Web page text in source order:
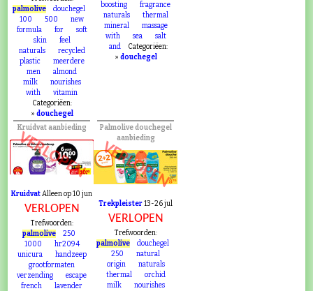
palmolive
douchegel
100
500
new
formula
for
soft
skin
feel
naturals
recycled
plastic
meerdere
men
almond
milk
nourishes
with
vitamin
Categoriëen:
» douchegel
boosting
fragrance
naturals
thermal
mineral
massage
with
sea
salt
and
Categoriëen:
» douchegel
Kruidvat aanbieding
VERLOPEN
KruidvatAlleen op 10 jun
VERLOPEN
Trefwoorden:
palmolive
250
1000
hr2094
unicura
handzeep
grootformaten
verzending
escape
french
lavender
Palmolive douchegel
aanbieding
VERLOPEN
Trekpleister13-26 jul
VERLOPEN
Trefwoorden:
palmolive
douchegel
250
natural
origin
naturals
thermal
orchid
milk
nourishes